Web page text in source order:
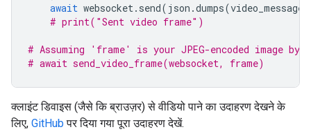
await websocket. send( json .dumps(video_message
# print("Sent video frame")
# Assuming 'frame' is your JPEG-encoded image
# await send_video_frame(websocket, frame)
क्लाइंट डिवाइस (जैसे कि ब्राउज़र) से वीडियो पाने का उदाहरण देखने के
लिए, GitHub पर दिया गया पूरा उदाहरण देखें.